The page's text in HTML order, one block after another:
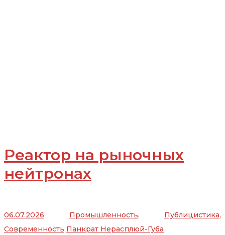
Реактор на рыночных
нейтронах
06.07.2026 Промышленность, Публицистика,
Современность Панкрат Нерасплюй-Губа